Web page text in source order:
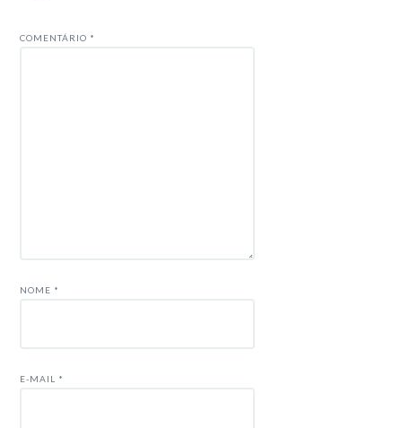
COMENTÁRIO *
NOME *
E-MAIL *